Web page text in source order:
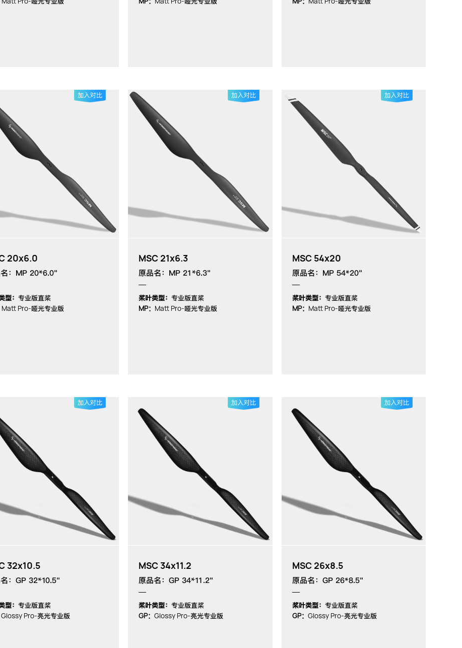
20x6.0
：MP 20*6.0"
型： 专业版直桨
Matt Pro-哑光专业版
MSC 21x6.3
原品名：MP 21*6.3"
桨叶类型： 专业版直桨
MP： Matt Pro-哑光专业版
MSC 54x20
原品名：MP 54*20"
桨叶类型： 专业版直桨
MP： Matt Pro-哑光专业版
32x10.5
：GP 32*10.5"
型： 专业版直桨
Glossy Pro-亮光专业版
MSC 34x11.2
原品名：GP 34*11.2"
桨叶类型： 专业版直桨
GP： Glossy Pro-亮光专业版
MSC 26x8.5
原品名：GP 26*8.5"
桨叶类型： 专业版直桨
GP： Glossy Pro-亮光专业版